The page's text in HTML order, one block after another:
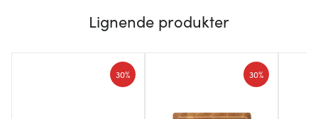
Lignende produkter
30% 30%